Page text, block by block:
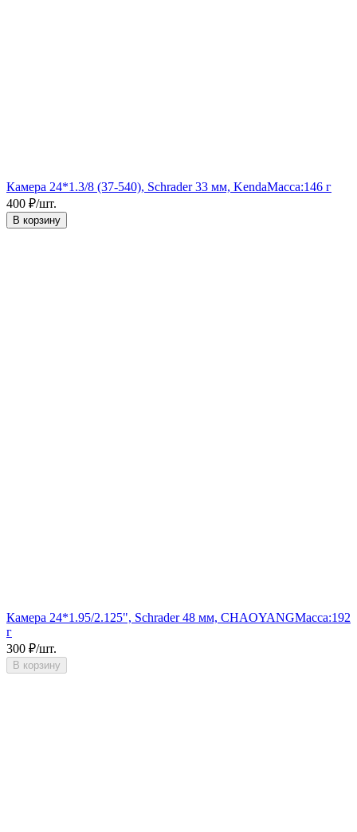
Камера 24*1.3/8 (37-540), Schrader 33 мм, KendaМасса:146 г
400 ₽/шт.
В корзину
Камера 24*1.95/2.125", Schrader 48 мм, CHAOYANGМасса:192
г
300 ₽/шт.
В корзину